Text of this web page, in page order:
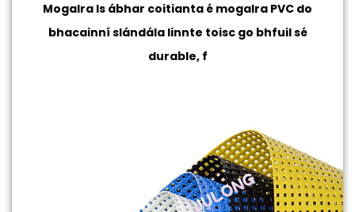
Mogalra Is ábhar coitianta é mogalra PVC do
bhacainní slándála linnte toisc go bhfuil sé
durable, f